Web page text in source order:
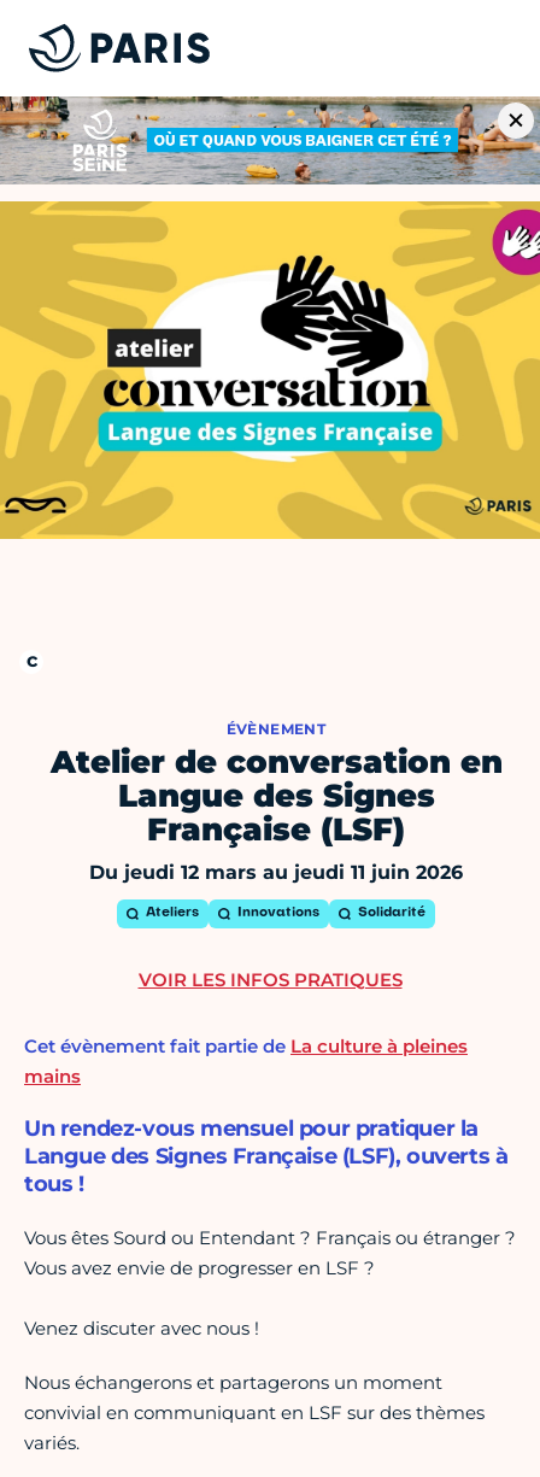
ÉVÈNEMENT
Atelier de conversation en
Langue des Signes
Française (LSF)
Du jeudi 12 mars au jeudi 11 juin 2026
Ateliers Innovations Solidarité
Cet évènement fait partie de La culture à pleines
mains
Un rendez-vous mensuel pour pratiquer la
Langue des Signes Française (LSF), ouverts à
tous !
Vous êtes Sourd ou Entendant ? Français ou étranger ?
Vous avez envie de progresser en LSF ?
Venez discuter avec nous !
Nous échangerons et partagerons un moment
convivial en communiquant en LSF sur des thèmes
variés.
VOIR LES INFOS PRATIQUES